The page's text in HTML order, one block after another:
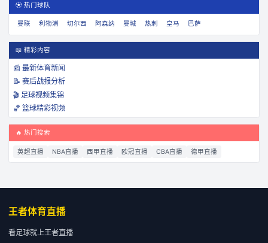
⚽ 热门球队
曼联 利物浦 切尔西 阿森纳 曼城 热刺 皇马 巴萨
📖 精彩内容
📰 最新体育新闻
📝 赛后战报分析
🎬 足球视频集锦
🏀 篮球精彩视频
🔥 热门搜索
英超直播 NBA直播 西甲直播 欧冠直播 CBA直播 德甲直播
王者体育直播
看足球就上王者直播